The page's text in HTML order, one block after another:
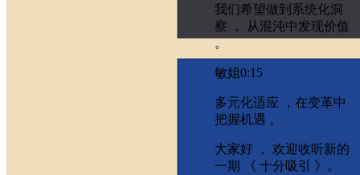
我们希望做到系统化洞
察 ， 从混沌中发现价值
。
敏姐0:15
多元化适应 ，在变革中
把握机遇 。
大家好 ， 欢迎收听新的
一期 《 十分吸引 》。